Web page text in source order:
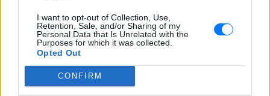
I want to opt-out of Collection, Use,
Retention, Sale, and/or Sharing of my
Personal Data that Is Unrelated with the
Purposes for which it was collected.
Opted Out
CONFIRM